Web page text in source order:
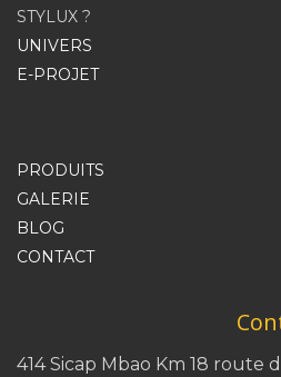
STYLUX ?
UNIVERS
E-PROJET
PRODUITS
GALERIE
BLOG
CONTACT
414 Sicap Mbao Km 18 route